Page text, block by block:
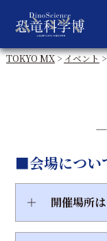
TOKYO MX>イベント
―
■会場につい
＋ 開催場所